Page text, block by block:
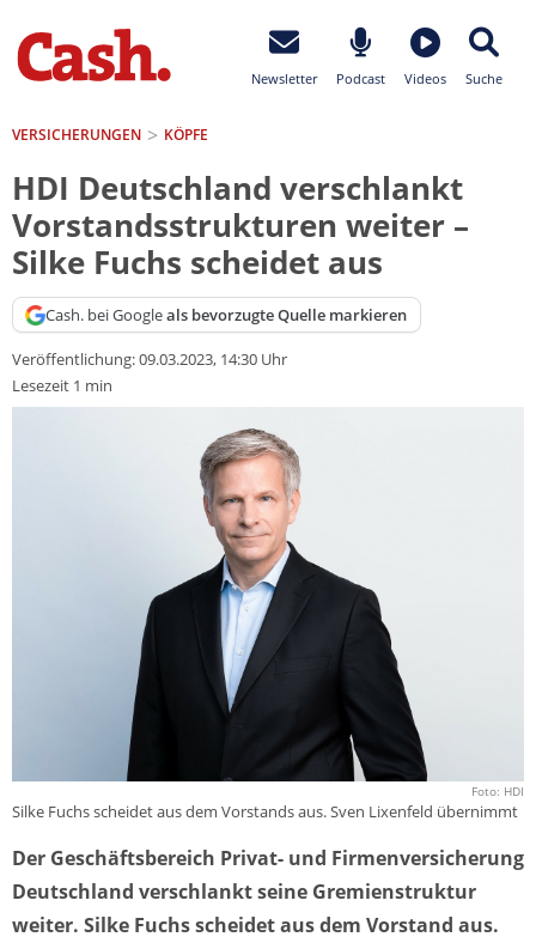
Newsletter Podcast Videos Suche
VERSICHERUNGEN KÖPFE
HDI Deutschland verschlankt
Vorstandsstrukturen weiter –
Silke Fuchs scheidet aus
Cash. bei Googleals bevorzugte Quelle markieren
Veröffentlichung:09.03.2023, 14:30 Uhr
Lesezeit 1 min
Foto: HDI
Silke Fuchs scheidet aus dem Vorstands aus. Sven Lixenfeld übernimmt
Der Geschäftsbereich Privat- und Firmenversicherung
Deutschland verschlankt seine Gremienstruktur
weiter. Silke Fuchs scheidet aus dem Vorstand aus.